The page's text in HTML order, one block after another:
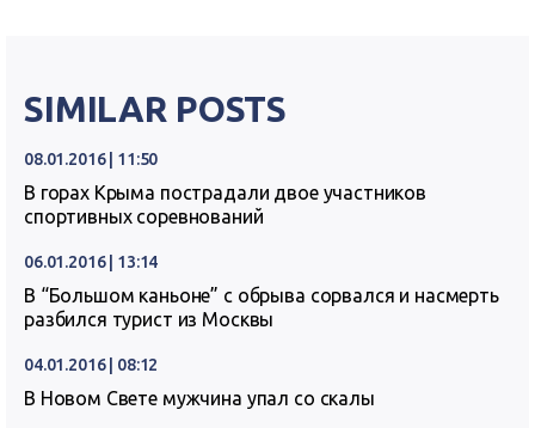
SIMILAR POSTS
08.01.2016 | 11:50
В горах Крыма пострадали двое участников
спортивных соревнований
06.01.2016 | 13:14
В “Большом каньоне” с обрыва сорвался и насмерть
разбился турист из Москвы
04.01.2016 | 08:12
В Новом Свете мужчина упал со скалы